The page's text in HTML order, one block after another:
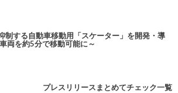
制する自動車移動用「スケーター」を開発・導
両を約5分で移動可能に～
プレスリリースまとめてチェック一覧